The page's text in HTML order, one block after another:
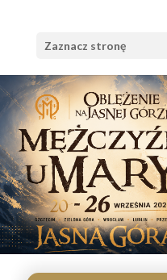
Zaznacz stronę